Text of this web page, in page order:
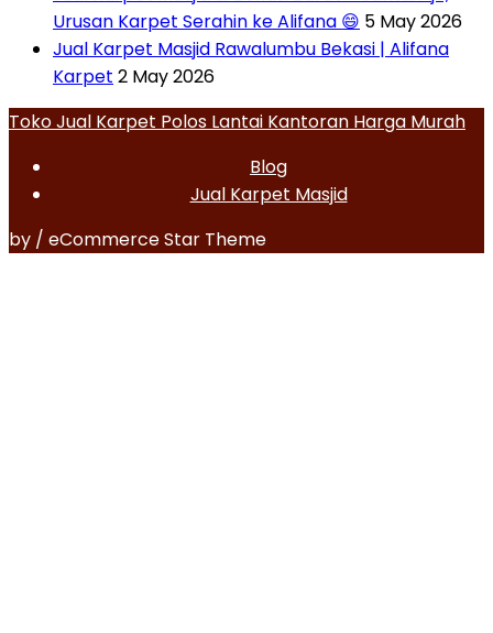
Urusan Karpet Serahin ke Alifana 😄 5 May 2026
Jual Karpet Masjid Rawalumbu Bekasi | Alifana
Karpet 2 May 2026
Toko Jual Karpet Polos Lantai Kantoran Harga Murah
Blog
Jual Karpet Masjid
by / eCommerce Star Theme